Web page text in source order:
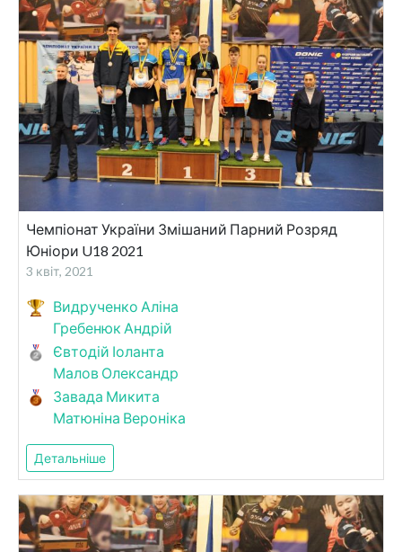
Чемпіонат України Змішаний Парний Розряд
Юніори U18 2021
3 квіт, 2021
Видрученко Аліна
Гребенюк Андрій
Євтодій Іоланта
Малов Олександр
Завада Микита
Матюніна Вероніка
Детальніше